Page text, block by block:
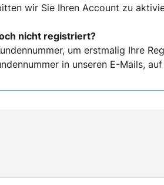
wir Sie Ihren Account zu
nicht registriert?
um erstmalig Ihre
in unseren E-Mails,